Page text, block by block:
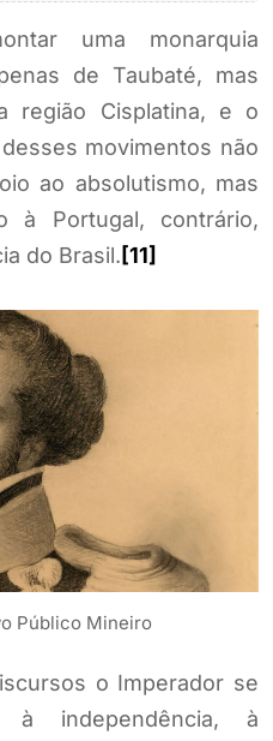
uma monarquia
de Taubaté, mas
região Cisplatina, e o
movimentos não
ao absolutismo, mas
à Portugal, contrário,
do Brasil. [11]
Público Mineiro
o Imperador se
à independência, à